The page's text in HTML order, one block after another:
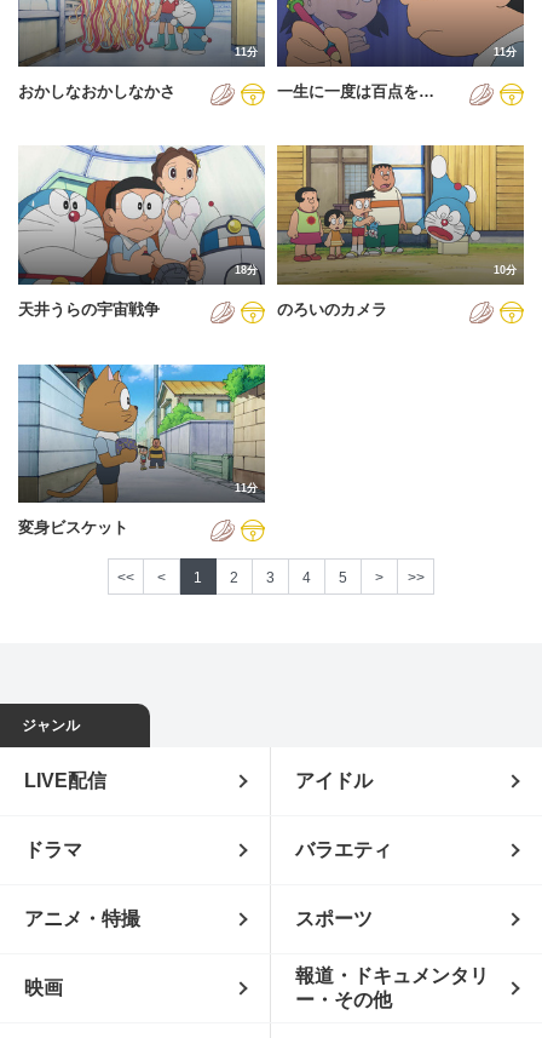
11分
おかしなおかしなかさ
11分
一生に一度は百点を…
18分
天井うらの宇宙戦争
10分
のろいのカメラ
11分
変身ビスケット
<< < 1 2 3 4 5 > >>
ジャンル
LIVE配信 アイドル
ドラマ バラエティ
アニメ・特撮 スポーツ
映画
報道・ドキュメンタリ
ー・その他